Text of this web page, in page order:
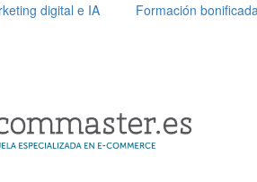
digital e IA Formación